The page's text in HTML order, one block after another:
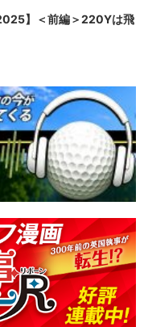
】＜前編＞220Yは飛